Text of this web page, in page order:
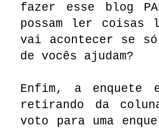
fazer esse blog
possam ler coisas
vai acontecer se só
de vocês ajudam?
Enfim, a enquete
retirando da
voto para uma